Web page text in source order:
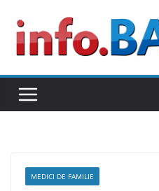
content
MEDICI DE FAMILIE